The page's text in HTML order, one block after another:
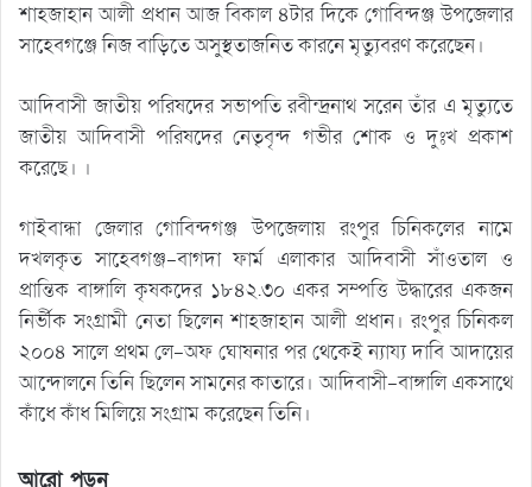
শাহজাহান আলী প্রধান আজ বিকাল ৪টার দিকে গোবিন্দঞ্জ উপজেলার
সাহেবগঞ্জে নিজ বাড়িতে অসুস্থতাজনিত কারনে মৃত্যুবরণ করেছেন।
আদিবাসী জাতীয় পরিষদের সভাপতি রবীন্দ্রনাথ সরেন তাঁর এ মৃত্যুতে
জাতীয় আদিবাসী পরিষদের নেতৃবৃন্দ গভীর শোক ও দুঃখ প্রকাশ
করেছে। ।
গাইবান্ধা জেলার গোবিন্দগঞ্জ উপজেলায় রংপুর চিনিকলের নামে
দখলকৃত সাহেবগঞ্জ-বাগদা ফার্ম এলাকার আদিবাসী সাঁওতাল ও
প্রান্তিক বাঙ্গালি কৃষকদের ১৮৪২.৩০ একর সম্পত্তি উদ্ধারের একজন
নির্ভীক সংগ্রামী নেতা ছিলেন শাহজাহান আলী প্রধান। রংপুর চিনিকল
২০০৪ সালে প্রথম লে-অফ ঘোষনার পর থেকেই ন্যায্য দাবি আদায়ের
আন্দোলনে তিনি ছিলেন সামনের কাতারে। আদিবাসী-বাঙ্গালি একসাথে
কাঁধে কাঁধ মিলিয়ে সংগ্রাম করেছেন তিনি।
আরো পড়ুন